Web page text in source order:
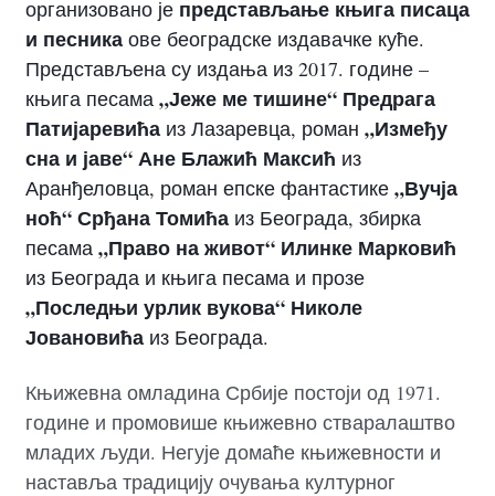
организовано је представљање књига писаца
и песника ове београдске издавачке куће.
Представљена су издања из 2017. године –
књига песама „Јеже ме тишине“ Предрага
Патијаревића из Лазаревца, роман „Између
сна и јаве“ Ане Блажић Максић из
Аранђеловца, роман епске фантастике „Вучја
ноћ“ Срђана Томића из Београда, збирка
песама „Право на живот“ Илинке Марковић
из Београда и књига песама и прозе
„Последњи урлик вукова“ Николе
Јовановића из Београда.
Књижевна омладина Србије постоји од 1971.
године и промовише књижевно стваралаштво
младих људи. Негује домаће књижевности и
наставља традицију очувања културног